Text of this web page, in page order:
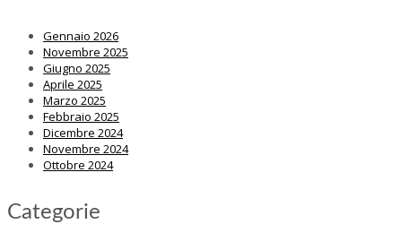
Gennaio 2026
Novembre 2025
Giugno 2025
Aprile 2025
Marzo 2025
Febbraio 2025
Dicembre 2024
Novembre 2024
Ottobre 2024
Categorie